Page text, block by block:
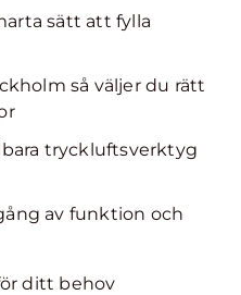
sätt att fylla
så väljer du rätt
tryckluftsverktyg
av funktion och
ditt behov